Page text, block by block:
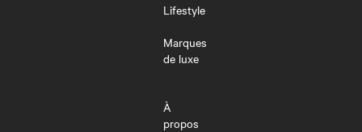
Lifestyle
Marques
de luxe
À
propos